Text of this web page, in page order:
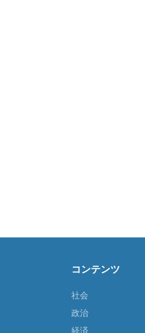
コンテンツ
社会
政治
経済